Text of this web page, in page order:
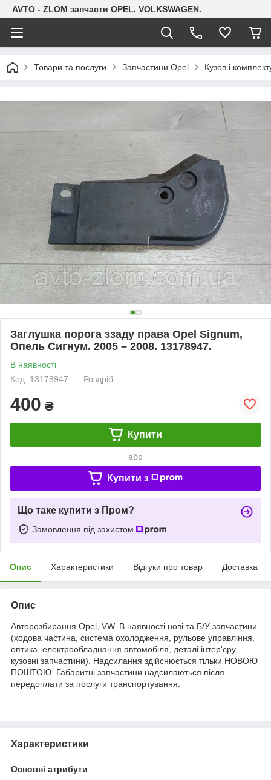
AVTO - ZLOM запчасти OPEL, VOLKSWAGEN.
Товари та послуги Запчастини Opel Кузов і
Заглушка порога ззаду права Opel Signum,
Опель Сигнум. 2005 – 2008. 13178947.
В наявності
Код: 13178947
Роздріб
400 ₴
Купити
або
Купити з
Що таке купити з Пром?
Замовлення під захистом
Опис Характеристики Відгуки про товар Доставка
Опис
Авторозбирання Opel, VW. В наявності нові та Б/У запчастини
(ходова частина, система охолодження, рульове управління,
оптика, електрообладнання автомобіля, деталі інтер'єру,
кузовні запчастини). Надсилання здійснюється тільки НОВОЮ
ПОШТОЮ. Габаритні запчастини надсилаються після
передоплати за послуги транспортування.
Характеристики
Основні атрибути